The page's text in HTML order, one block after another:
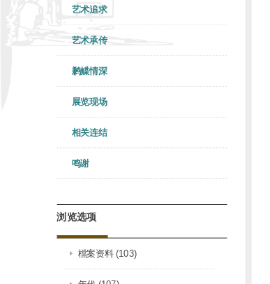
艺术追求
艺术承传
鹣鲽情深
展览现场
相关连结
鸣谢
浏览选项
檔案资料 (103)